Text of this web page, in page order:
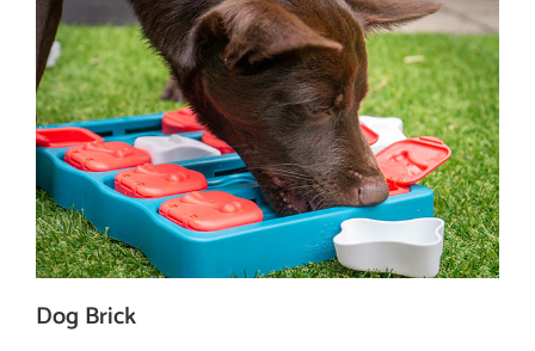
Dog Brick